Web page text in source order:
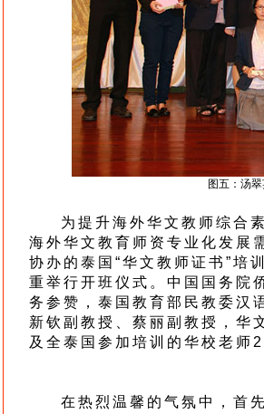
图五：汤
为提升海外华文教师综合素
海外华文教育师资专业化发展
协办的泰国“华文教师证书”
重举行开班仪式。中国国务院
务参赞，泰国教育部民教委汉
新钦副教授、蔡丽副教授，华
及全泰国参加培训的华校老师
在热烈温馨的气氛中，首先